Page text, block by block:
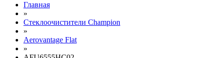
Главная
»
Стеклоочистители Champion
»
Aerovantage Flat
»